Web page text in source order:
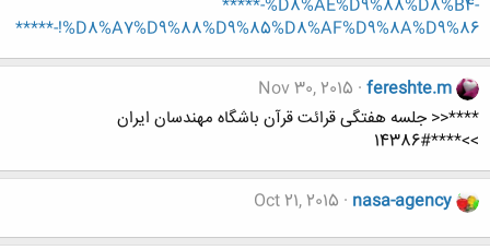
*****-%D8%AE%D9%88%D8%B4-
%D8%A7%D9%88%D9%85%D8%AF%D9%8A%D9%86!-*****
fereshte.m
Nov 30, 2015
****<< جلسه هفتگی قرائت قرآن باشگاه مهندسان ایران
>>****#14386
nasa-agency
Oct 21, 2015